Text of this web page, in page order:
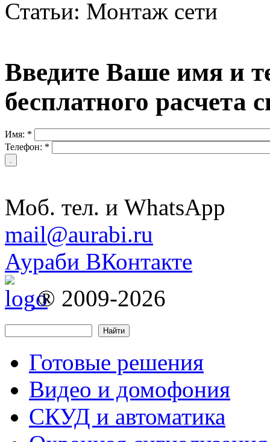
Статьи: Монтаж сети
Введите Ваше имя и
бесплатного расчета
Имя: *
Телефон: *
Моб. тел. и WhatsApp
mail@aurabi.ru
Аураби ВКонтакте
® 2009-2026
Форма поиска
Готовые решения
Видео и домофония
СКУД и автоматика